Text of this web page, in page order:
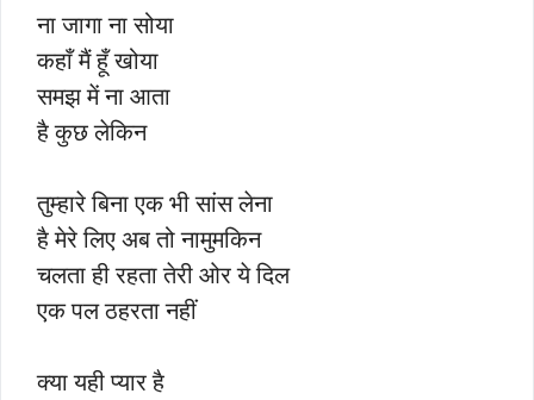
ना जागा ना सोया
कहाँ मैं हूँ खोया
समझ में ना आता
है कुछ लेकिन
तुम्हारे बिना एक भी सांस लेना
है मेरे लिए अब तो नामुमकिन
चलता ही रहता तेरी ओर ये दिल
एक पल ठहरता नहीं
क्या यही प्यार है